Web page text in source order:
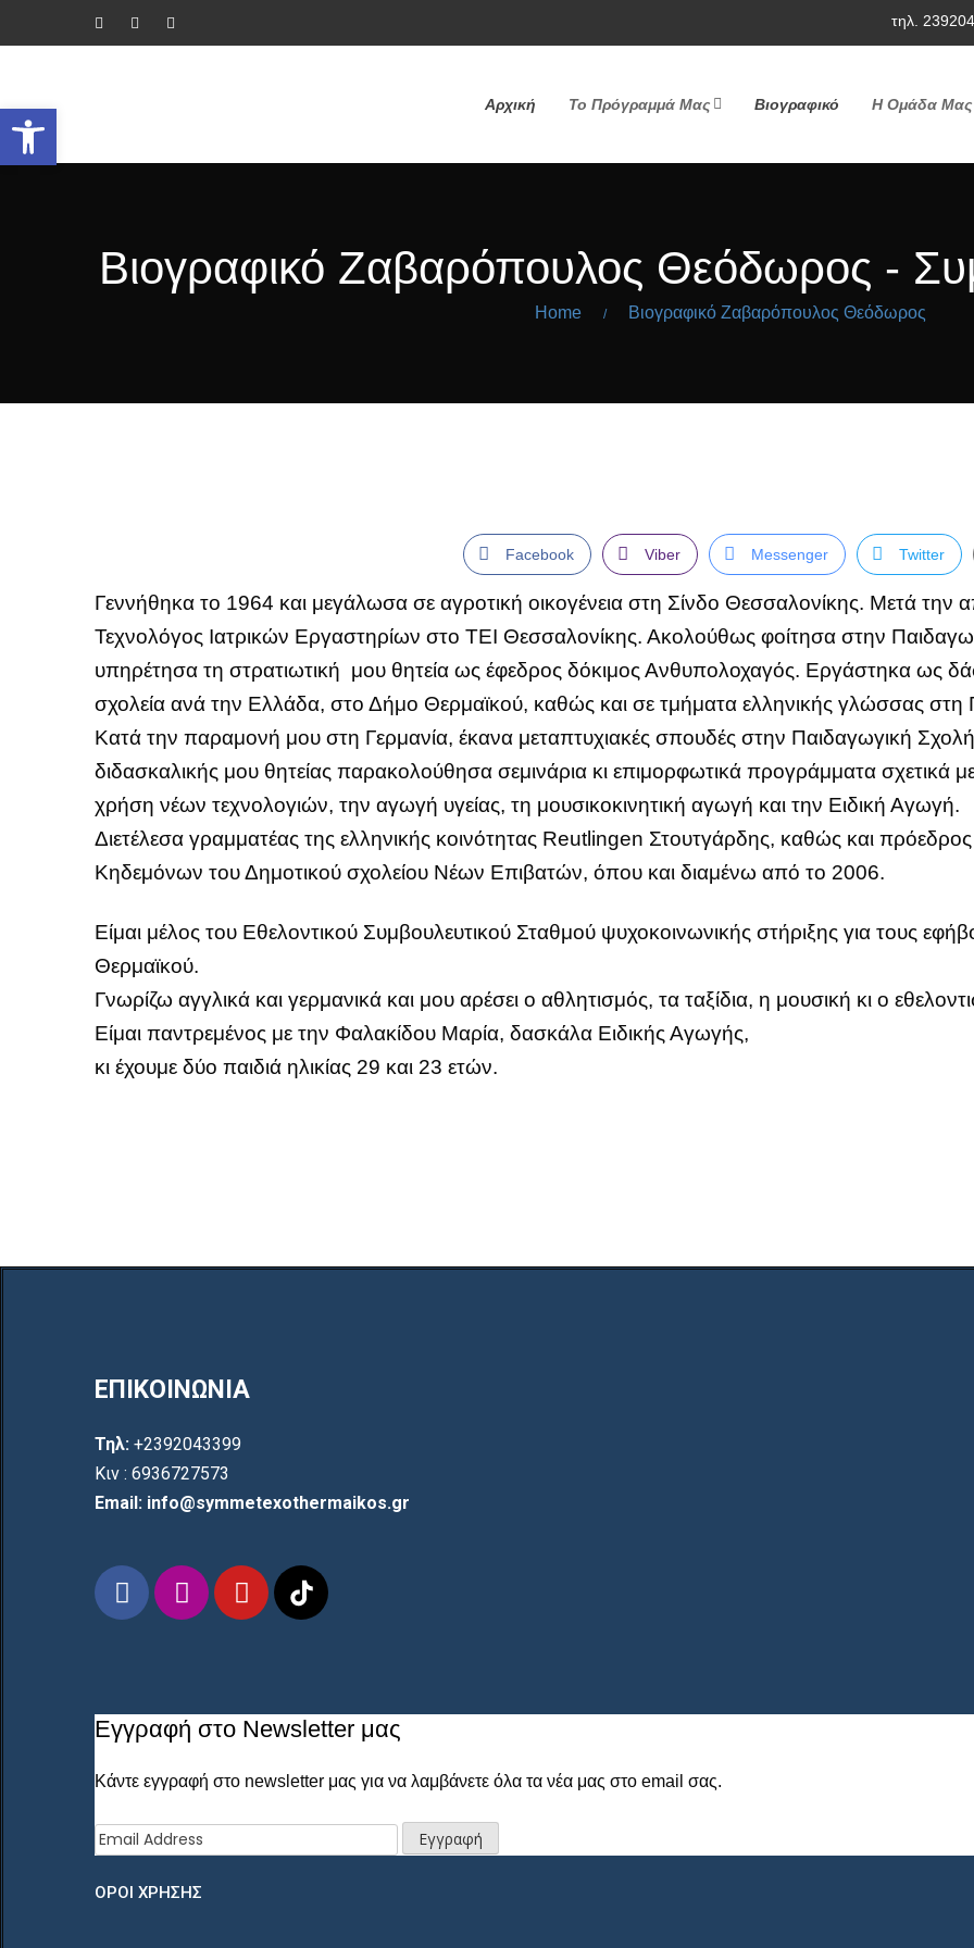
Ανοίξτε τη γραμμή εργαλείων
τηλ.
Αρχική Το Πρόγραμμά Μας Βιογραφικό Η Ομάδα Μας
Βιογραφικό Ζαβαρόπουλος Θεόδωρος -
Home / Βιογραφικό Ζαβαρόπουλος Θεόδωρος
Facebook Viber Messenger Twitter
Γεννήθηκα το 1964 και μεγάλωσα σε αγροτική οικογένεια στη Σίνδο Θεσσαλονίκης. Μετά την
Τεχνολόγος Ιατρικών Εργαστηρίων στο ΤΕΙ Θεσσαλονίκης. Ακολούθως φοίτησα στην
υπηρέτησα τη στρατιωτική μου θητεία ως έφεδρος δόκιμος Ανθυπολοχαγός. Εργάστηκα ως
σχολεία ανά την Ελλάδα, στο Δήμο Θερμαϊκού, καθώς και σε τμήματα ελληνικής γλώσσας στη
Κατά την παραμονή μου στη Γερμανία, έκανα μεταπτυχιακές σπουδές στην Παιδαγωγική
διδασκαλικής μου θητείας παρακολούθησα σεμινάρια κι επιμορφωτικά προγράμματα σχετικά
χρήση νέων τεχνολογιών, την αγωγή υγείας, τη μουσικοκινητική αγωγή και την Eιδική Αγωγή.
Διετέλεσα γραμματέας της ελληνικής κοινότητας Reutlingen Στουτγάρδης, καθώς και
Κηδεμόνων του Δημοτικού σχολείου Νέων Επιβατών, όπου και διαμένω από το 2006.
Είμαι μέλος του Εθελοντικού Συμβουλευτικού Σταθμού ψυχοκοινωνικής στήριξης για τους
Θερμαϊκού.
Γνωρίζω αγγλικά και γερμανικά και μου αρέσει ο αθλητισμός, τα ταξίδια, η μουσική κι ο
Είμαι παντρεμένος με την Φαλακίδου Μαρία, δασκάλα Ειδικής Αγωγής,
κι έχουμε δύο παιδιά ηλικίας 29 και 23 ετών.
ΕΠΙΚΟΙΝΩΝΙΑ
Τηλ: +2392043399
Κιν : 6936727573
Email: info@symmetexothermaikos.gr
Εγγραφή στο Newsletter μας
Κάντε εγγραφή στο newsletter μας για να λαμβάνετε όλα τα νέα μας στο email σας.
ΟΡΟΙ ΧΡΗΣΗΣ